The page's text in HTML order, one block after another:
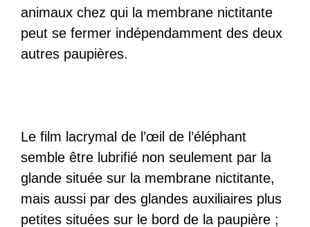
animaux chez qui la membrane nictitante
peut se fermer indépendamment des deux
autres paupières.
Le film lacrymal de l’œil de l’éléphant
semble être lubrifié non seulement par la
glande située sur la membrane nictitante,
mais aussi par des glandes auxiliaires plus
petites situées sur le bord de la paupière ;